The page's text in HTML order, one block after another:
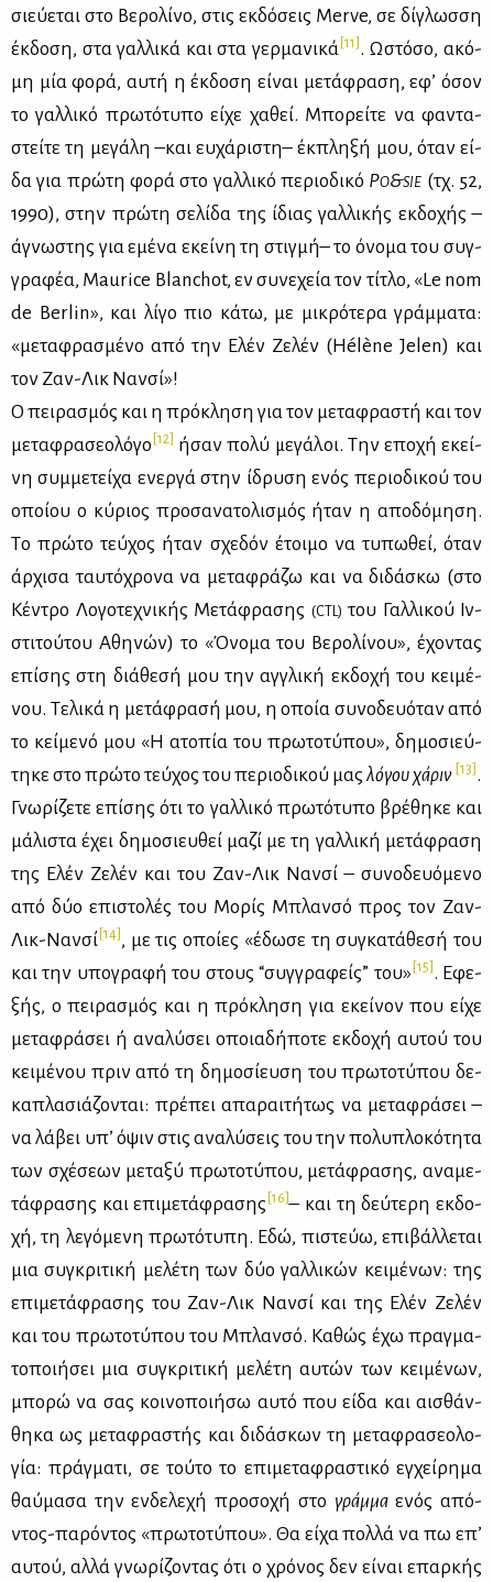
σιεύ­ε­ται στο Βε­ρο­λί­νο, στις εκ­δό­σεις Merve, σε δί­γλωσ­ση
έκ­δο­ση, στα γαλ­λι­κά και στα γερ­μα­νι­κά[11]. Ωστό­σο, ακό­
μη μία φο­ρά, αυ­τή η έκ­δο­ση εί­ναι με­τά­φρα­ση, εφ’ όσον
το γαλ­λι­κό πρω­τό­τυ­πο εί­χε χα­θεί. Mπο­ρεί­τε να φα­ντα­
στεί­τε τη με­γά­λη –και ευ­χά­ρι­στη– έκ­πλη­ξή μου, όταν εί­
δα για πρώ­τη φο­ρά στο γαλ­λι­κό πε­ριο­δι­κό PO&SIE (τχ. 52,
1990), στην πρώ­τη σε­λί­δα της ίδιας γαλ­λι­κής εκ­δο­χής –
άγνω­στης για εμέ­να εκεί­νη τη στιγ­μή– το όνο­μα του συγ­
γρα­φέα, Maurice Blanchot, εν συ­νε­χεία τον τί­τλο, «Le nom
de Berlin», και λί­γο πιο κά­τω, με μι­κρό­τε­ρα γράμ­μα­τα:
«με­τα­φρα­σμέ­νο από την Eλέν Zε­λέν (Hélène Jelen) και
τον Zαν-Λικ Nαν­σί»!
O πει­ρα­σμός και η πρό­κλη­ση για τον με­τα­φρα­στή και τον
με­τα­φρα­σε­ο­λό­γο[12] ήσαν πο­λύ με­γά­λοι. Tην επο­χή εκεί­
νη συμ­με­τεί­χα ενερ­γά στην ίδρυ­ση ενός πε­ριο­δι­κού του
οποί­ου ο κύ­ριος προ­σα­να­το­λι­σμός ήταν η απο­δό­μη­ση.
Tο πρώ­το τεύ­χος ήταν σχε­δόν έτοι­μο να τυ­πω­θεί, όταν
άρ­χι­σα ταυ­τό­χρο­να να με­τα­φρά­ζω και να δι­δά­σκω (στο
Κέ­ντρο Λο­γο­τε­χνι­κής Με­τά­φρα­σης (CTL) του Γαλ­λι­κού Ιν­
στι­τού­του Αθη­νών) το «Όνο­μα του Βε­ρο­λί­νου», έχο­ντας
επί­σης στη διά­θε­σή μου την αγ­γλι­κή εκ­δο­χή του κει­μέ­
νου. Τε­λι­κά η με­τά­φρα­σή μου, η οποία συ­νο­δευό­ταν από
το κεί­με­νό μου «H ατο­πία του πρω­το­τύ­που», δη­μο­σιεύ­
τη­κε στο πρώ­το τεύ­χος του πε­ριο­δι­κού μας λό­γου χά­ριν [13].
Γνω­ρί­ζε­τε επί­σης ότι το γαλ­λι­κό πρω­τό­τυ­πο βρέ­θη­κε και
μά­λι­στα έχει δη­μο­σιευ­θεί μα­ζί με τη γαλ­λι­κή με­τά­φρα­ση
της Eλέν Zε­λέν και του Zαν-Λικ Nαν­σί – συ­νο­δευό­με­νο
από δύο επι­στο­λές του Mο­ρίς Mπλαν­σό προς τον Zαν-
Λικ-Nαν­σί[14], με τις οποί­ες «έδω­σε τη συ­γκα­τά­θε­σή του
και την υπο­γρα­φή του στους “συγ­γρα­φείς” του»[15]. Eφε­
ξής, ο πει­ρα­σμός και η πρό­κλη­ση για εκεί­νον που εί­χε
με­τα­φρά­σει ή ανα­λύ­σει oποια­δή­πο­τε εκ­δο­χή αυ­τού του
κει­μέ­νου πριν από τη δη­μο­σί­ευ­ση του πρω­το­τύ­που δε­
κα­πλα­σιά­ζο­νται: πρέ­πει απα­ραι­τή­τως να με­τα­φρά­σει –
να λά­βει υπ’ όψιν στις ανα­λύ­σεις του την πο­λυ­πλο­κό­τη­τα
των σχέ­σε­ων με­τα­ξύ πρω­το­τύ­που, με­τά­φρα­σης, ανα­με­
τά­φρα­σης και επι­με­τά­φρα­σης[16]– και τη δεύ­τε­ρη εκ­δο­
χή, τη λε­γό­με­νη πρω­τό­τυ­πη. Εδώ, πι­στεύω, επι­βάλ­λε­ται
μια συ­γκρι­τι­κή με­λέ­τη των δύο γαλ­λι­κών κει­μέ­νων: της
επι­με­τά­φρα­σης του Zαν-Λικ Nαν­σί και της Eλέν Zε­λέν
και του πρω­το­τύ­που του Mπλαν­σό. Κα­θώς έχω πραγ­μα­
το­ποι­ή­σει μια συ­γκρι­τι­κή με­λέ­τη αυ­τών των κει­μέ­νων,
μπο­ρώ να σας κοι­νο­ποι­ή­σω αυ­τό που εί­δα και αι­σθάν­
θη­κα ως με­τα­φρα­στής και δι­δά­σκων τη με­τα­φρα­σε­ο­λο­
γία: πράγ­μα­τι, σε τού­το το επι­με­τα­φρα­στι­κό εγ­χεί­ρη­μα
θαύ­μα­σα την εν­δε­λε­χή προ­σο­χή στο γράμ­μαενός από­
ντος-πα­ρό­ντος «πρω­το­τύ­που». Θα εί­χα πολ­λά να πω επ’
αυ­τού, αλ­λά γνω­ρί­ζο­ντας ότι ο χρό­νος δεν εί­ναι επαρ­κής